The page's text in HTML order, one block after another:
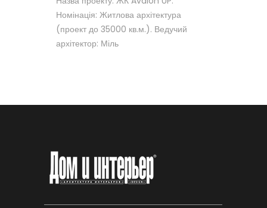
Номінація: Житлова архітектура
(проект до 35000 кв.м.). Ведучий
архітектор: Міль